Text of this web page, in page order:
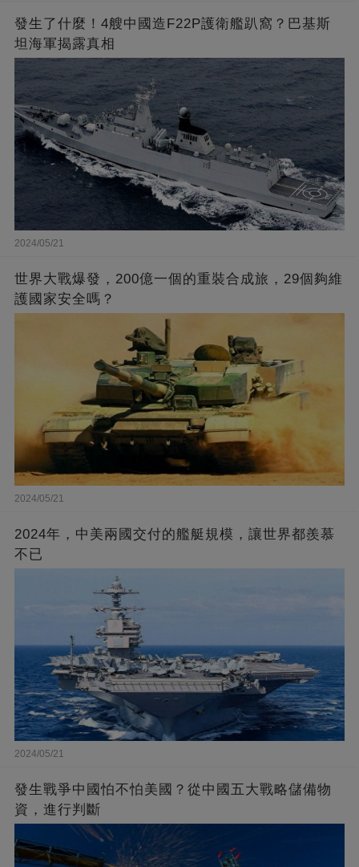
發生了什麼！4艘中國造F22P護衛艦趴窩？巴基斯
坦海軍揭露真相
2024/05/21
世界大戰爆發，200億一個的重裝合成旅，29個夠維
護國家安全嗎？
2024/05/21
2024年，中美兩國交付的艦艇規模，讓世界都羨慕
不已
2024/05/21
發生戰爭中國怕不怕美國？從中國五大戰略儲備物
資，進行判斷